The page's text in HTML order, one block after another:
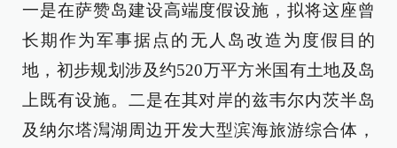
一是在萨赞岛建设高端度假设施，拟将这座曾
长期作为军事据点的无人岛改造为度假目的
地，初步规划涉及约520万平方米国有土地及岛
上既有设施。二是在其对岸的兹韦尔内茨半岛
及纳尔塔澙湖周边开发大型滨海旅游综合体，